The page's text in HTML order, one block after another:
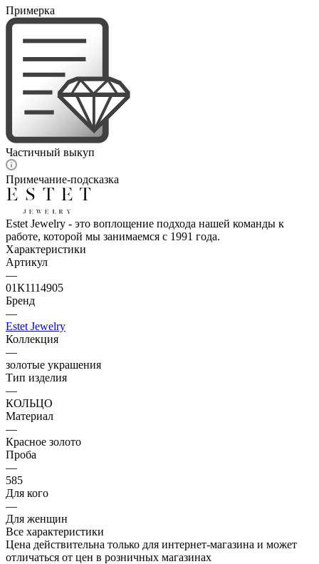
Примерка
Частичный выкуп
Примечание-подсказка
Estet Jewelry - это воплощение подхода нашей команды к
работе, которой мы занимаемся с 1991 года.
Характеристики
Артикул
—
01К1114905
Бренд
—
Estet Jewelry
Коллекция
—
золотые украшения
Тип изделия
—
КОЛЬЦО
Материал
—
Красное золото
Проба
—
585
Для кого
—
Для женщин
Все характеристики
Цена действительна только для интернет-магазина и может
отличаться от цен в розничных магазинах